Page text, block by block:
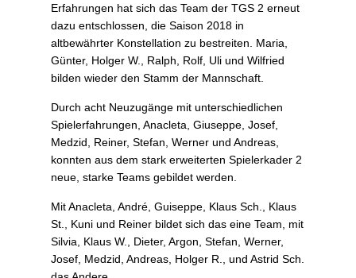
Erfahrungen hat sich das Team der TGS 2 erneut
dazu entschlossen, die Saison 2018 in
altbewährter Konstellation zu bestreiten. Maria,
Günter, Holger W., Ralph, Rolf, Uli und Wilfried
bilden wieder den Stamm der Mannschaft.
Durch acht Neuzugänge mit unterschiedlichen
Spielerfahrungen, Anacleta, Giuseppe, Josef,
Medzid, Reiner, Stefan, Werner und Andreas,
konnten aus dem stark erweiterten Spielerkader 2
neue, starke Teams gebildet werden.
Mit Anacleta, André, Guiseppe, Klaus Sch., Klaus
St., Kuni und Reiner bildet sich das eine Team, mit
Silvia, Klaus W., Dieter, Argon, Stefan, Werner,
Josef, Medzid, Andreas, Holger R., und Astrid Sch.